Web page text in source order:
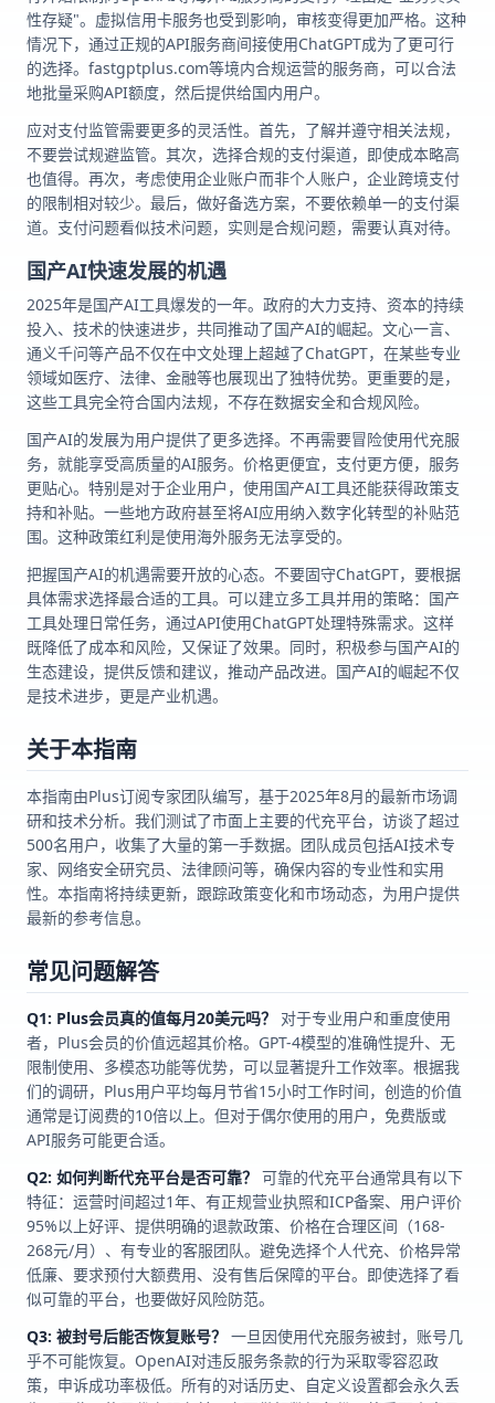
性存疑"。虚拟信用卡服务也受到影响，审核变得更加严格。这种
情况下，通过正规的API服务商间接使用ChatGPT成为了更可行
的选择。fastgptplus.com等境内合规运营的服务商，可以合法
地批量采购API额度，然后提供给国内用户。
应对支付监管需要更多的灵活性。首先，了解并遵守相关法规，
不要尝试规避监管。其次，选择合规的支付渠道，即使成本略高
也值得。再次，考虑使用企业账户而非个人账户，企业跨境支付
的限制相对较少。最后，做好备选方案，不要依赖单一的支付渠
道。支付问题看似技术问题，实则是合规问题，需要认真对待。
国产AI快速发展的机遇
2025年是国产AI工具爆发的一年。政府的大力支持、资本的持续
投入、技术的快速进步，共同推动了国产AI的崛起。文心一言、
通义千问等产品不仅在中文处理上超越了ChatGPT，在某些专业
领域如医疗、法律、金融等也展现出了独特优势。更重要的是，
这些工具完全符合国内法规，不存在数据安全和合规风险。
国产AI的发展为用户提供了更多选择。不再需要冒险使用代充服
务，就能享受高质量的AI服务。价格更便宜，支付更方便，服务
更贴心。特别是对于企业用户，使用国产AI工具还能获得政策支
持和补贴。一些地方政府甚至将AI应用纳入数字化转型的补贴范
围。这种政策红利是使用海外服务无法享受的。
把握国产AI的机遇需要开放的心态。不要固守ChatGPT，要根据
具体需求选择最合适的工具。可以建立多工具并用的策略：国产
工具处理日常任务，通过API使用ChatGPT处理特殊需求。这样
既降低了成本和风险，又保证了效果。同时，积极参与国产AI的
生态建设，提供反馈和建议，推动产品改进。国产AI的崛起不仅
是技术进步，更是产业机遇。
关于本指南
本指南由Plus订阅专家团队编写，基于2025年8月的最新市场调
研和技术分析。我们测试了市面上主要的代充平台，访谈了超过
500名用户，收集了大量的第一手数据。团队成员包括AI技术专
家、网络安全研究员、法律顾问等，确保内容的专业性和实用
性。本指南将持续更新，跟踪政策变化和市场动态，为用户提供
最新的参考信息。
常见问题解答
Q1: Plus会员真的值每月20美元吗？
对于专业用户和重度使用
者，Plus会员的价值远超其价格。GPT-4模型的准确性提升、无
限制使用、多模态功能等优势，可以显著提升工作效率。根据我
们的调研，Plus用户平均每月节省15小时工作时间，创造的价值
通常是订阅费的10倍以上。但对于偶尔使用的用户，免费版或
API服务可能更合适。
Q2: 如何判断代充平台是否可靠？ 可靠的代充平台通常具有以下
特征：运营时间超过1年、有正规营业执照和ICP备案、用户评价
95%以上好评、提供明确的退款政策、价格在合理区间（168-
268元/月）、有专业的客服团队。避免选择个人代充、价格异常
低廉、要求预付大额费用、没有售后保障的平台。即使选择了看
似可靠的平台，也要做好风险防范。
Q3: 被封号后能否恢复账号？ 一旦因使用代充服务被封，账号几
乎不可能恢复。OpenAI对违反服务条款的行为采取零容忍政
策，申诉成功率极低。所有的对话历史、自定义设置都会永久丢